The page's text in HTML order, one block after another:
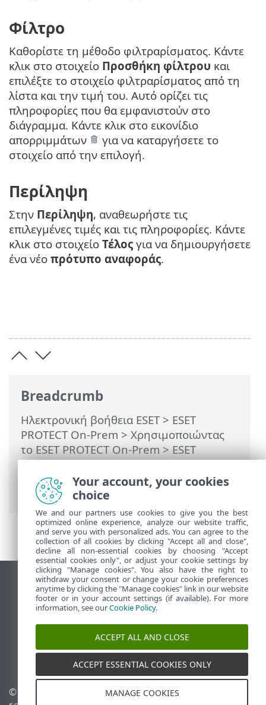
Breadcrumb
Ηλεκτρονική βοήθεια ESET> ESET
PROTECT On-Prem > Χρησιμοποιώντας
το ESET PROTECT On-Prem>ESET
PROTECT On-Prem Κύριο μενού>
Αναφορές > Δημιουργία νέου προτύπου
αναφοράς
Φίλτρο
Καθορίστε τη μέθοδο φιλτραρίσματος. Κάντε
κλικ στο στοιχείο Προσθήκη φίλτρου και
επιλέξτε το στοιχείο φιλτραρίσματος από τη
λίστα και την τιμή του. Αυτό ορίζει τις
πληροφορίες που θα εμφανιστούν στο
διάγραμμα. Κάντε κλικ στο εικονίδιο
απορριμμάτων
για να καταργήσετε το
στοιχείο από την επιλογή.
Περίληψη
Στην Περίληψη, αναθεωρήστε τις
επιλεγμένες τιμές και τις πληροφορίες. Κάντε
κλικ στο στοιχείο Τέλος για να δημιουργήσετε
ένα νέο πρότυπο αναφοράς.
Προβολή ιστότοπου επιφάνειας εργασίας
End of Life
Γνωσιακή βάση ESET
Ομάδα συζήτησης ESET
ESET Status Portal
Τοπική υποστήριξη
© 1992 - 2026 ESET, spol. s
Διαχείριση cookies
Your account, your cookies
choice
We and our partners use cookies to give you the best
optimized online experience, analyze our website traffic,
and serve you with personalized ads. You can agree to the
collection of all cookies by clicking "Accept all and close",
decline all non-essential cookies by choosing "Accept
essential cookies only", or adjust your cookie settings by
clicking "Manage cookies". You also have the right to
withdraw your consent or change your cookie preferences
anytime by clicking the "Manage cookies" link in our website
footer or in your account settings (if available). For more
information, see ourCookie Policy.
ACCEPT ALL AND CLOSE
ACCEPT ESSENTIAL COOKIES ONLY
MANAGE COOKIES